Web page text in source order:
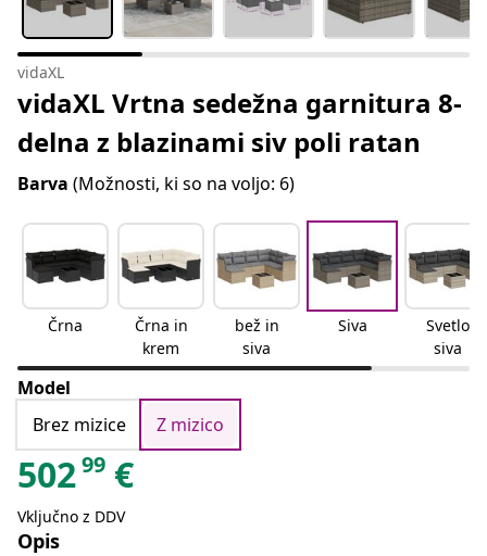
vidaXL
vidaXL Vrtna sedežna garnitura 8-
delna z blazinami siv poli ratan
Barva (Možnosti, ki so na voljo: 6)
Črna
Črna in
krem
bež in
siva
Siva
Svetlo
siva
Model
Brez mizice
Z mizico
50299 €
Vključno z DDV
Opis